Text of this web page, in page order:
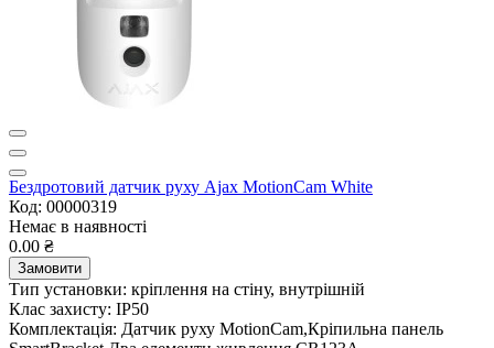
Бездротовий датчик руху Ajax MotionCam White
Код: 00000319
Немає в наявності
0.00 ₴
Замовити
Тип установки: кріплення на стіну, внутрішній
Клас захисту: IP50
Комплектація: Датчик руху MotionCam,Кріпильна панель